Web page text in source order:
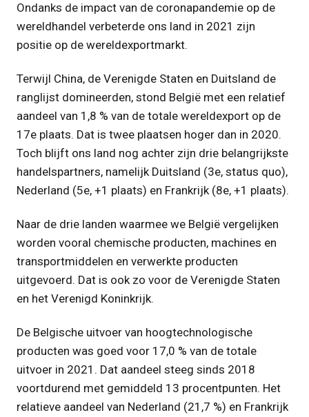
Ondanks de impact van de coronapandemie op de
wereldhandel verbeterde ons land in 2021 zijn
positie op de wereldexportmarkt.
Terwijl China, de Verenigde Staten en Duitsland de
ranglijst domineerden, stond België met een relatief
aandeel van 1,8 % van de totale wereldexport op de
17e plaats. Dat is twee plaatsen hoger dan in 2020.
Toch blijft ons land nog achter zijn drie belangrijkste
handelspartners, namelijk Duitsland (3e, status quo),
Nederland (5e, +1 plaats) en Frankrijk (8e, +1 plaats).
Naar de drie landen waarmee we België vergelijken
worden vooral chemische producten, machines en
transportmiddelen en verwerkte producten
uitgevoerd. Dat is ook zo voor de Verenigde Staten
en het Verenigd Koninkrijk.
De Belgische uitvoer van hoogtechnologische
producten was goed voor 17,0 % van de totale
uitvoer in 2021. Dat aandeel steeg sinds 2018
voortdurend met gemiddeld 13 procentpunten. Het
relatieve aandeel van Nederland (21,7 %) en Frankrijk